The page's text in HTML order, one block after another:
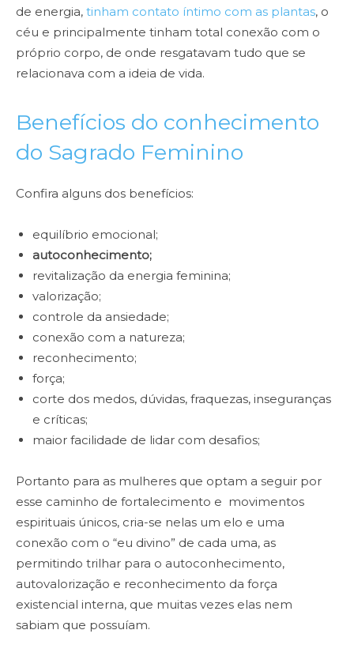
de energia, tinham contato íntimo com as plantas, o
céu e principalmente tinham total conexão com o
próprio corpo, de onde resgatavam tudo que se
relacionava com a ideia de vida.
Benefícios do conhecimento
do Sagrado Feminino
Confira alguns dos benefícios:
equilíbrio emocional;
autoconhecimento;
revitalização da energia feminina;
valorização;
controle da ansiedade;
conexão com a natureza;
reconhecimento;
força;
corte dos medos, dúvidas, fraquezas, inseguranças
e críticas;
maior facilidade de lidar com desafios;
Portanto para as mulheres que optam a seguir por
esse caminho de fortalecimento e movimentos
espirituais únicos, cria-se nelas um elo e uma
conexão com o “eu divino” de cada uma, as
permitindo trilhar para o autoconhecimento,
autovalorização e reconhecimento da força
existencial interna, que muitas vezes elas nem
sabiam que possuíam.